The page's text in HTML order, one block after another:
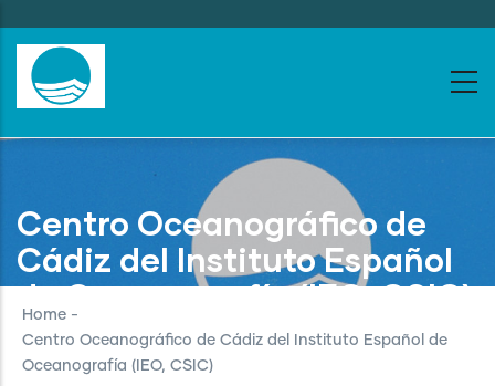
to
main
content
Centro Oceanográfico de
Cádiz del Instituto Español
de Oceanografía (IEO, CSIC)
Home -
Centro Oceanográfico de Cádiz del Instituto Español de
Oceanografía (IEO, CSIC)